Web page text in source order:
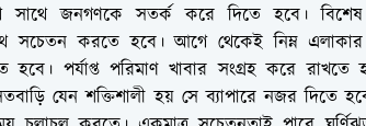
সাথে জনগণকে সতর্ক করে দিতে হবে।
সচেতন করতে হবে। আগে থেকেই নিম্ন
হবে। পর্যাপ্ত পরিমাণ খাবার সংগ্রহ করে
যেন শক্তিশালী হয় সে ব্যাপারে নজর দিতে